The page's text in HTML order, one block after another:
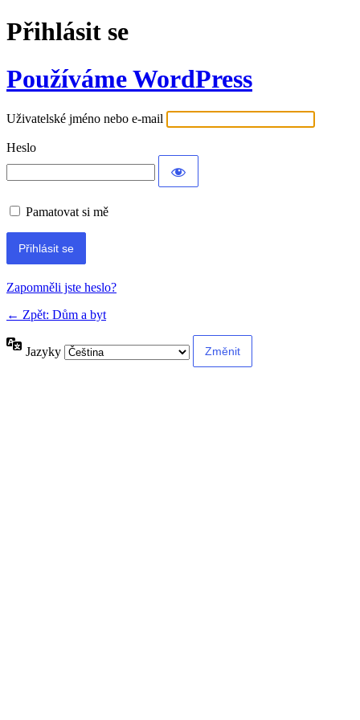
Přihlásit se
Používáme WordPress
Uživatelské jméno nebo e-mail
Heslo
Pamatovat si mě
Alternative:
Zapomněli jste heslo?
← Zpět: Dům a byt
Jazyky